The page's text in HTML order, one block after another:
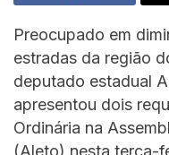
Preocupado em
estradas da região
deputado estadual
apresentou dois
Ordinária na
(Aleto) nesta terça-